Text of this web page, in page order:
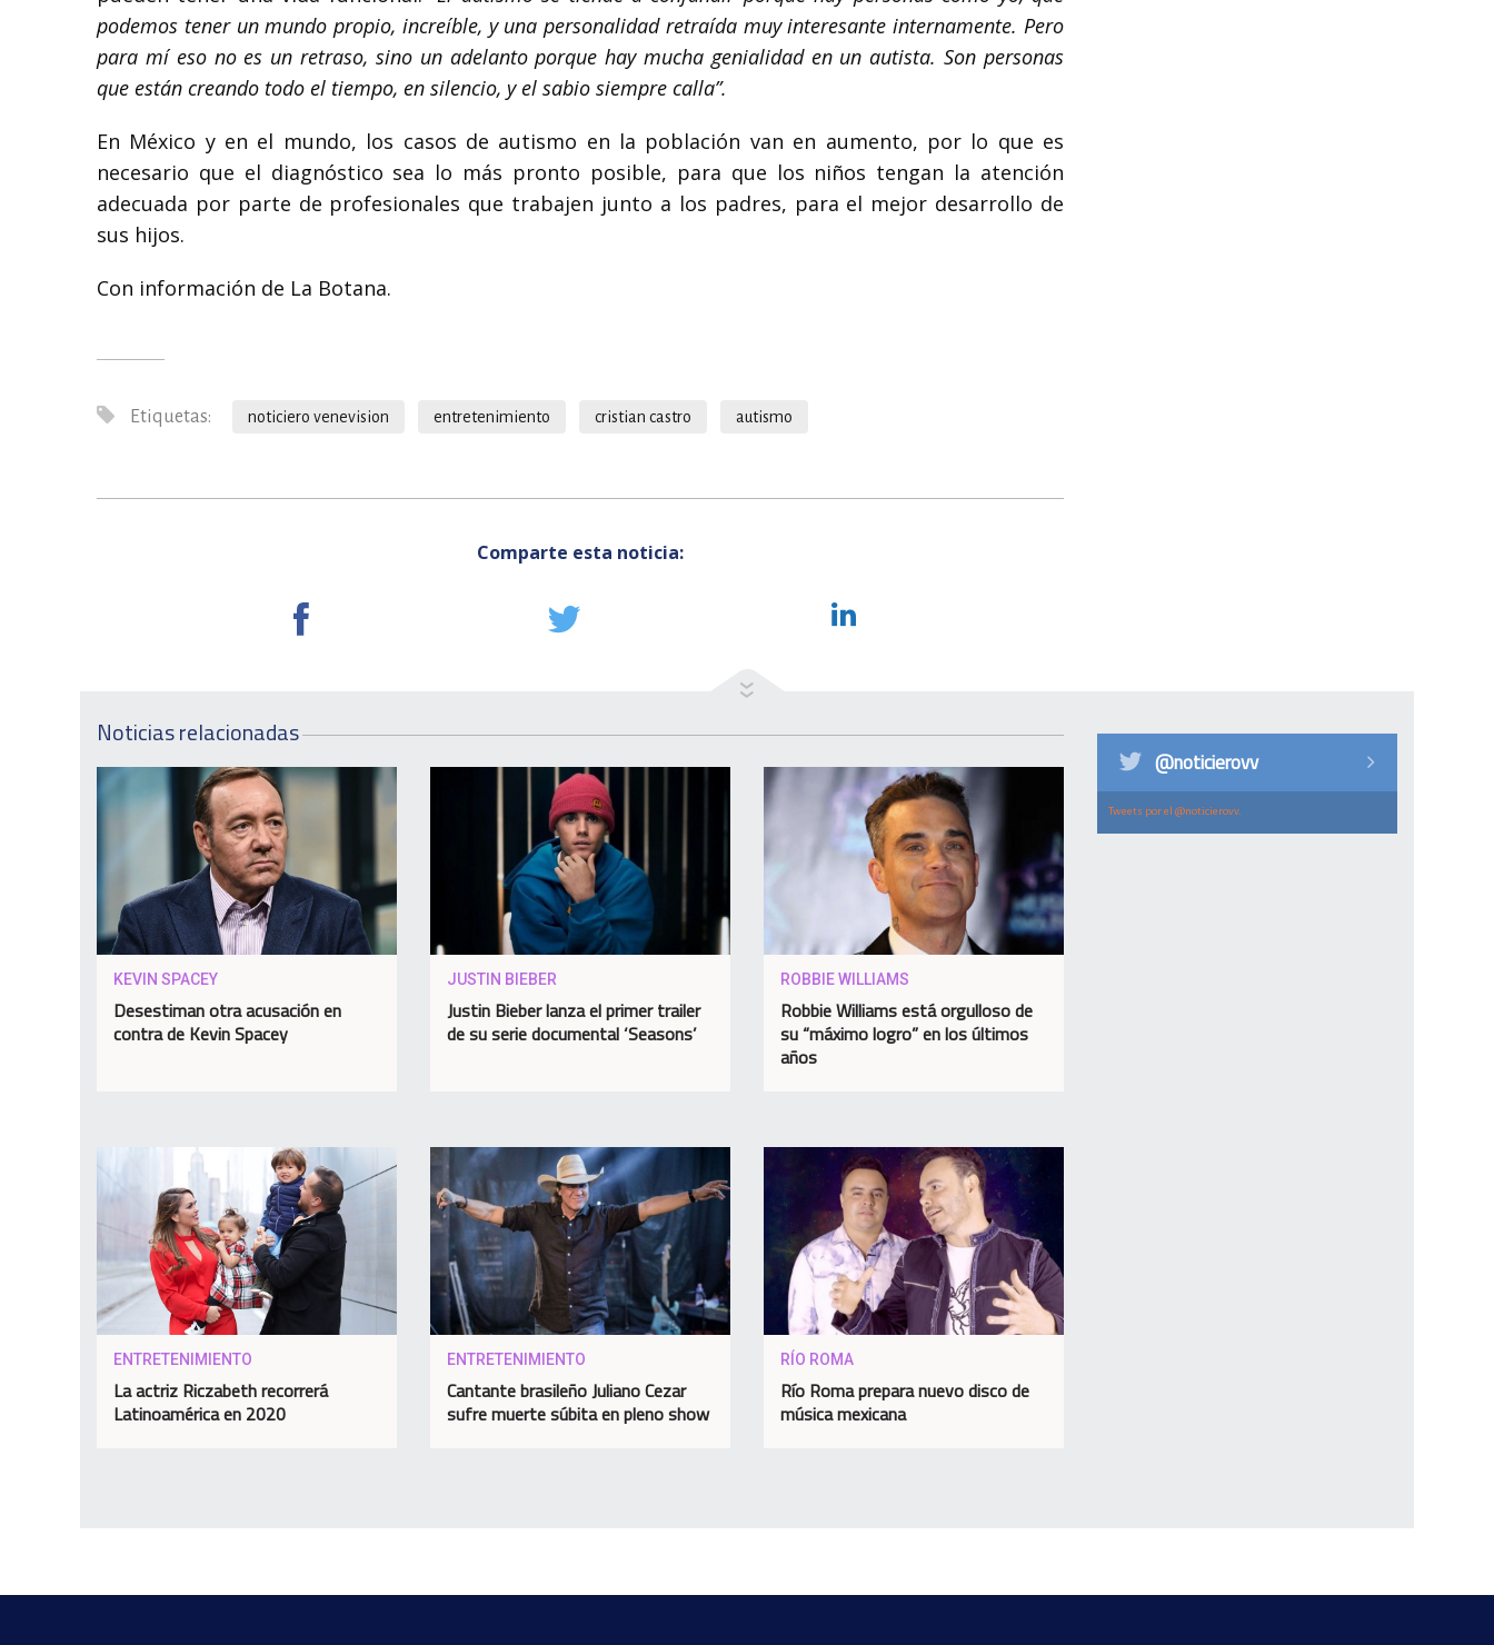
podemos tener un mundo propio, increíble, y una personalidad retraída muy interesante internamente. Pero
para mí eso no es un retraso, sino un adelanto porque hay mucha genialidad en un autista. Son personas
que están creando todo el tiempo, en silencio, y el sabio siempre calla”.
En México y en el mundo, los casos de autismo en la población van en aumento, por lo que es
necesario que el diagnóstico sea lo más pronto posible, para que los niños tengan la atención
adecuada por parte de profesionales que trabajen junto a los padres, para el mejor desarrollo de
sus hijos.
Con información de La Botana.
Etiquetas: noticiero venevision entretenimiento cristian castro autismo
Comparte esta noticia:
Noticias relacionadas
KEVIN SPACEY
Desestiman otra acusación en
contra de Kevin Spacey
JUSTIN BIEBER
Justin Bieber lanza el primer trailer
de su serie documental ‘Seasons’
ROBBIE WILLIAMS
Robbie Williams está orgulloso de
su “máximo logro” en los últimos
años
ENTRETENIMIENTO
La actriz Riczabeth recorrerá
Latinoamérica en 2020
ENTRETENIMIENTO
Cantante brasileño Juliano Cezar
sufre muerte súbita en pleno show
RÍO ROMA
Río Roma prepara nuevo disco de
música mexicana
@noticierovv
Tweets por el @noticierovv.